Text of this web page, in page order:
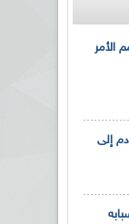
الأمر
إلى